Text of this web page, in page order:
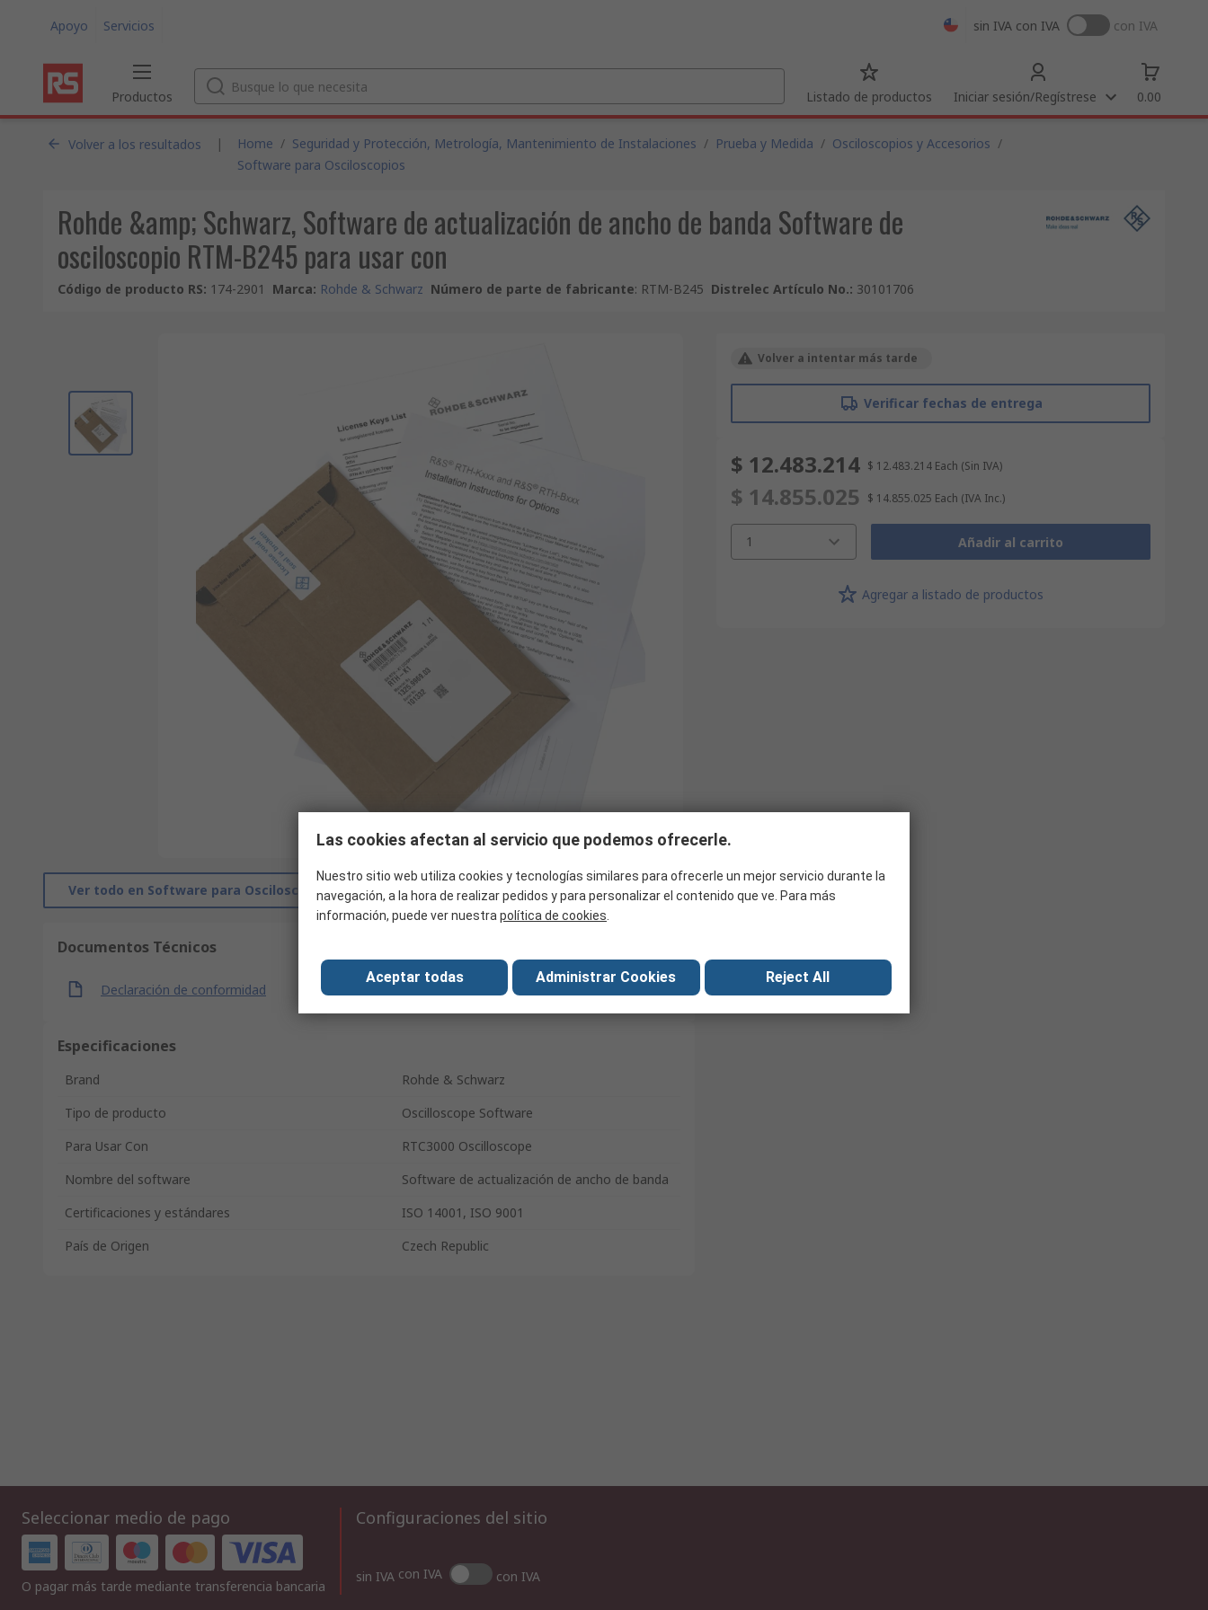
Apoyo Servicios sin IVA con IVA con IVA
Productos Listado de productos Iniciar sesión/Regístrese 0.00
Volver a los resultados | Home / Seguridad y Protección, Metrología, Mantenimiento de Instalaciones / Prueba y Medida / Osciloscopios y Accesorios /
Software para Osciloscopios
Rohde &amp; Schwarz, Software de actualización de ancho de banda Software de
osciloscopio RTM-B245 para usar con
Código de producto RS: 174-2901 Marca: Rohde & Schwarz Número de parte de fabricante: RTM-B245 Distrelec Artículo No.: 30101706
Ver todo en Software para Osciloscopios Buscar productos similares
Documentos Técnicos
Declaración de conformidad
Especificaciones
Brand
Rohde & Schwarz
Tipo de producto
Oscilloscope Software
Para Usar Con
RTC3000 Oscilloscope
Nombre del software
Software de actualización de ancho de banda
Certificaciones y estándares
ISO 14001, ISO 9001
País de Origen
Czech Republic
Volver a intentar más tarde
Verificar fechas de entrega
$ 12.483.214 $ 12.483.214 Each (Sin IVA)
$ 14.855.025 $ 14.855.025 Each (IVA Inc.)
1 Añadir al carrito
Agregar a listado de productos
Seleccionar medio de pago
O pagar más tarde mediante transferencia bancaria
Configuraciones del sitio
sin IVA con IVA con IVA
Las cookies afectan al servicio que podemos ofrecerle.
Nuestro sitio web utiliza cookies y tecnologías similares para ofrecerle un mejor servicio durante la
navegación, a la hora de realizar pedidos y para personalizar el contenido que ve. Para más
información, puede ver nuestra política de cookies
Aceptar todas Administrar Cookies Reject All